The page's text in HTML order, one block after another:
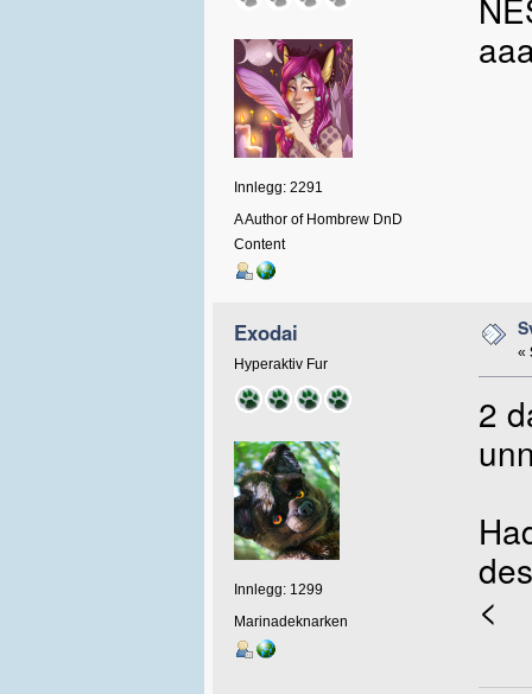
Innlegg: 2291
A Author of Hombrew DnD
Content
Exodai
Hyperaktiv Fur
Innlegg: 1299
Marinadeknarken
«
2
<